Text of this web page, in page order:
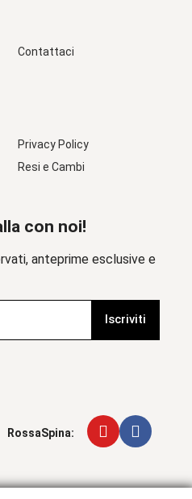
Contattaci
Privacy Policy
Resi e Cambi
con noi!
anteprime esclusive e
Iscriviti
RossaSpina: